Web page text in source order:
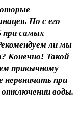
Но с его
при самых
ли мы
Конечно! Такой
привычному
при
отключении воды.